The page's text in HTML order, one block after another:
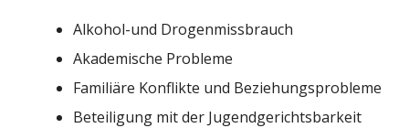
Alkohol-und Drogenmissbrauch
Akademische Probleme
Familiäre Konflikte und Beziehungsprobleme
Beteiligung mit der Jugendgerichtsbarkeit